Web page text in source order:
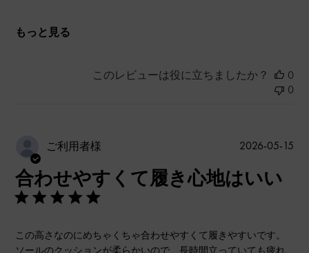
もっと見る
このレビューは役に立ちましたか？
0
0
ご利用者様
合わせやすくて履き心地はいい
この高さなのにめちゃくちゃ合わせやすくて履きやすいです。
ソールのクッションが柔らかいので、長時間立っていても疲れ
公
2026-05-15